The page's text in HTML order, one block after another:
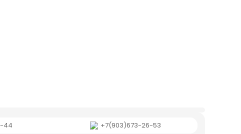
44 +7(903)673-26-53